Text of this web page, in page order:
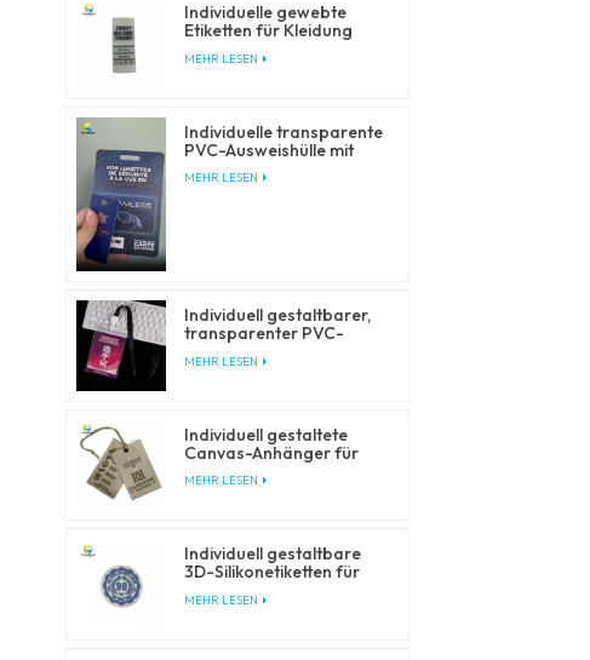
Individuelle gewebte
Etiketten für Kleidung
MEHR LESEN
Individuelle transparente
PVC-Ausweishülle mit
Lanyards
MEHR LESEN
Individuell gestaltbarer,
transparenter PVC-
Lanyards
MEHR LESEN
Individuell gestaltete
Canvas-Anhänger für
Bekleidungs- und
Modemarken
MEHR LESEN
Individuell gestaltbare
3D-Silikonetiketten für
MEHR LESEN